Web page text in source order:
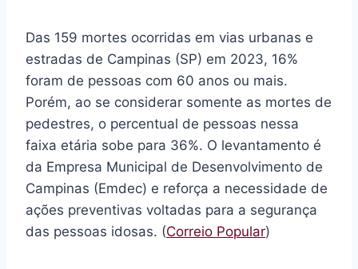
Das 159 mortes ocorridas em vias urbanas e
estradas de Campinas (SP) em 2023, 16%
foram de pessoas com 60 anos ou mais.
Porém, ao se considerar somente as mortes de
pedestres, o percentual de pessoas nessa
faixa etária sobe para 36%. O levantamento é
da Empresa Municipal de Desenvolvimento de
Campinas (Emdec) e reforça a necessidade de
ações preventivas voltadas para a segurança
das pessoas idosas. (Correio Popular)